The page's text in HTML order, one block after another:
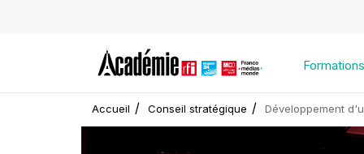
Accueil Conseil stratégique Développement